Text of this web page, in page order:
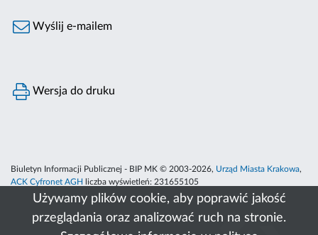
Używamy plików cookie, aby poprawić jakość
przeglądania oraz analizować ruch na stronie.
Wyślij e-mailem
Wersja do druku
Biuletyn Informacji Publicznej - BIP MK © 2003-2026, Urząd Miasta Krakowa,
ACK Cyfronet AGH
liczba wyświetleń: 231655105